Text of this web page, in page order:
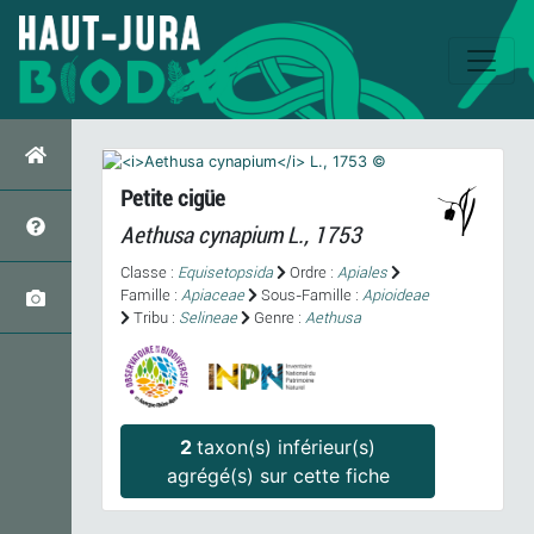
Petite cigüe
Aethusa cynapiumL., 1753
Classe : Equisetopsida Ordre : Apiales
Famille : Apiaceae Sous-Famille : Apioideae
Tribu : Selineae Genre : Aethusa
2taxon(s) inférieur(s)
agrégé(s) sur cette fiche